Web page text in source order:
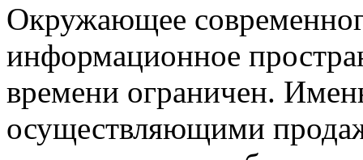
Окружающее
информационное
времени ограничен.
осуществляющими